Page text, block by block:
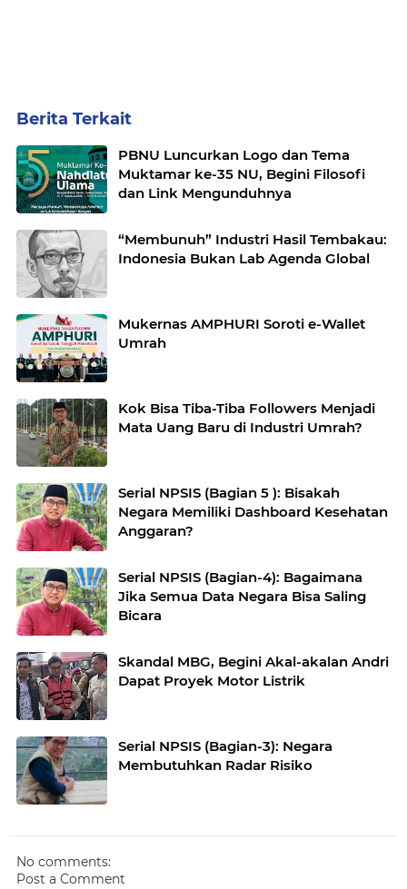
Berita Terkait
PBNU Luncurkan Logo dan Tema
Muktamar ke-35 NU, Begini Filosofi
dan Link Mengunduhnya
“Membunuh” Industri Hasil Tembakau:
Indonesia Bukan Lab Agenda Global
Mukernas AMPHURI Soroti e-Wallet
Umrah
Kok Bisa Tiba-Tiba Followers Menjadi
Mata Uang Baru di Industri Umrah?
Serial NPSIS (Bagian 5 ): Bisakah
Negara Memiliki Dashboard Kesehatan
Anggaran?
Serial NPSIS (Bagian-4): Bagaimana
Jika Semua Data Negara Bisa Saling
Bicara
Skandal MBG, Begini Akal-akalan Andri
Dapat Proyek Motor Listrik
Serial NPSIS (Bagian-3): Negara
Membutuhkan Radar Risiko
No comments:
Post a Comment